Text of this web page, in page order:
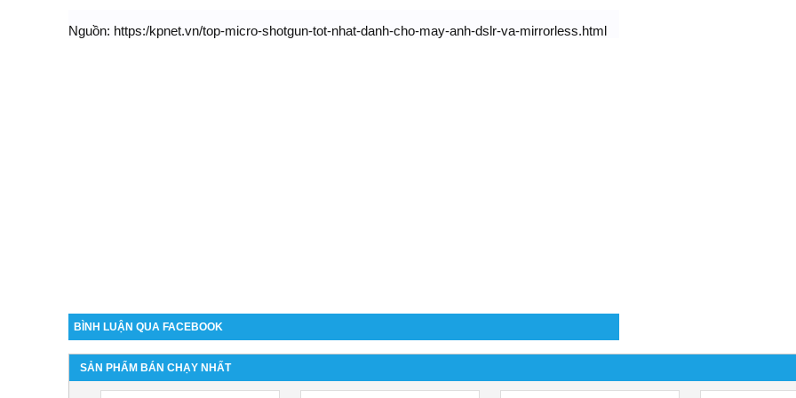
Nguồn: https:/kpnet.vn/top-micro-shotgun-tot-nhat-danh-cho-may-anh-dslr-va-mirrorless.html
BÌNH LUẬN QUA FACEBOOK
SẢN PHẨM BÁN CHẠY NHẤT